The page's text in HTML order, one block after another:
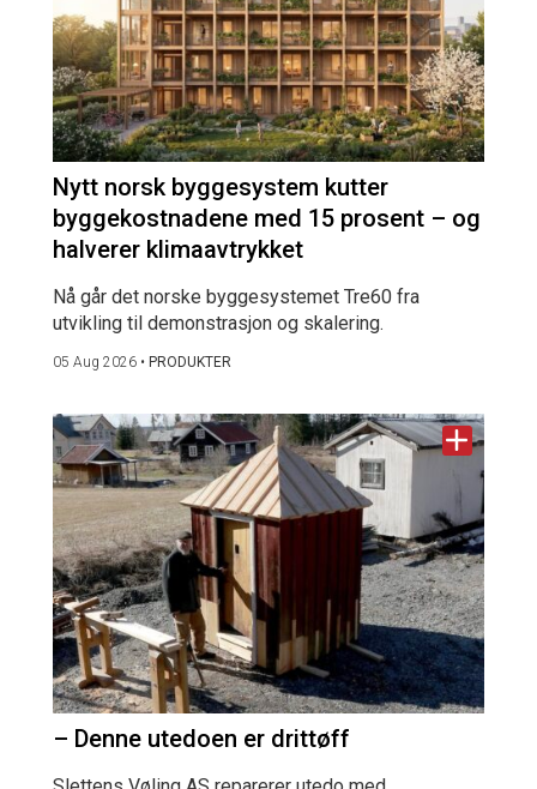
Nytt norsk byggesystem kutter
byggekostnadene med 15 prosent – og
halverer klimaavtrykket
Nå går det norske byggesystemet Tre60 fra
utvikling til demonstrasjon og skalering.
05 Aug 2026 • PRODUKTER
– Denne utedoen er drittøff